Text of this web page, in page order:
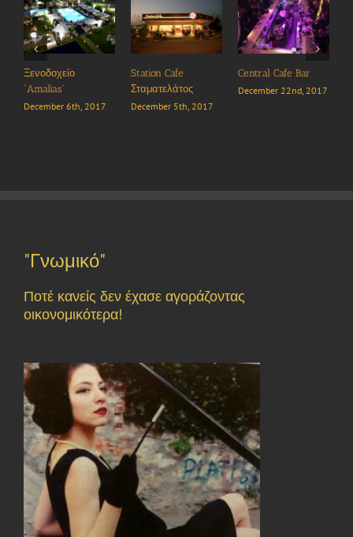
6th, 2017
Station Cafe
December 5th, 2017
Central Cafe Bar
December 22nd, 2017
ΤΟ
December 19th,
"Γνωμικό"
Ποτέ κανείς δεν έχασε αγοράζοντας
οικονομικότερα!